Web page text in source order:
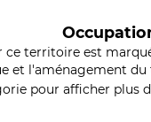
ce territoire est
et l'aménagement
pour afficher plus